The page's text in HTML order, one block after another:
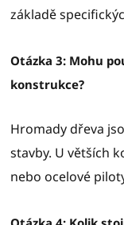
základě
Otázka 3: Mohu
konstrukce?
Hromady dřeva
stavby. U větších
nebo ocelové